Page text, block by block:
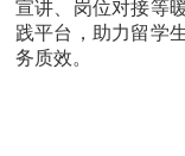
宣讲、岗位对接等
践平台，助力留学
务质效。